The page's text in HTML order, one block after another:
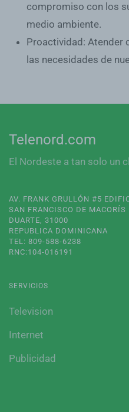
compromiso con los
medio ambiente.
Proactividad: Atender
las necesidades de
Telenord.com
El Nordeste a tan solo un
AV. FRANK GRULLÓN #5
SAN FRANCISCO DE MACORÍS
DUARTE, 31000
REPUBLICA DOMINICANA
TEL: 809-588-6238
RNC:104-016191
SERVICIOS
Television
Internet
Publicidad